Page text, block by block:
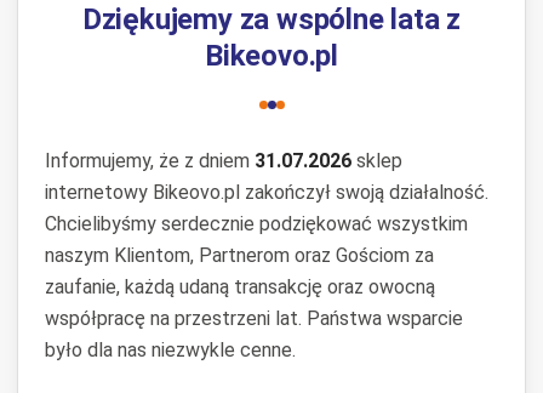
Dziękujemy za wspólne lata z
Bikeovo.pl
Informujemy, że z dniem 31.07.2026 sklep
internetowy Bikeovo.pl zakończył swoją działalność.
Chcielibyśmy serdecznie podziękować wszystkim
naszym Klientom, Partnerom oraz Gościom za
zaufanie, każdą udaną transakcję oraz owocną
współpracę na przestrzeni lat. Państwa wsparcie
było dla nas niezwykle cenne.